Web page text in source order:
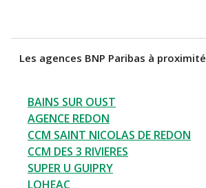
Les agences BNP Paribas à proximité
BAINS SUR OUST
AGENCE REDON
CCM SAINT NICOLAS DE REDON
CCM DES 3 RIVIERES
SUPER U GUIPRY
LOHEAC